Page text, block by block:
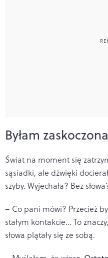
Byłam zaskoczona
Świat na moment się
sąsiadki, ale dźwięki
szyby. Wyjechała? Bez
– Co pani mówi? Przecież
stałym kontakcie... To
słowa plątały się ze sobą.